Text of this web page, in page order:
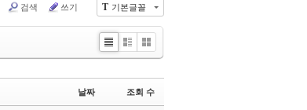
T 기본글꼴
검색 쓰기
Li
Zi
e
G
le
ry
날짜 조회 수